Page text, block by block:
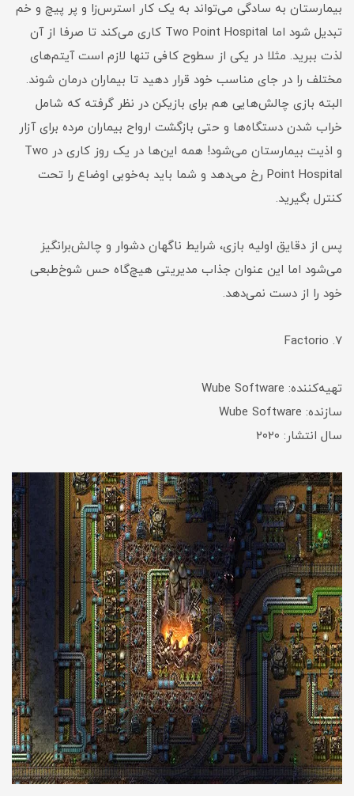
بیمارستان به سادگی می‌تواند به یک کار استرس‌زا و پر پیچ و خم
تبدیل شود اما Two Point Hospital کاری می‌کند تا صرفا از آن
لذت ببرید. مثلا در یکی از سطوح کافی تنها لازم است آیتم‌های
مختلف را در جای مناسب خود قرار دهید تا بیماران درمان شوند.
البته بازی‌ چالش‌هایی هم برای بازیکن در نظر گرفته که شامل
خراب شدن دستگاه‌ها و حتی بازگشت ارواح بیماران مرده برای آزار
و اذیت بیمارستان می‌شود! همه این‌ها در یک روز کاری در Two
Point Hospital رخ می‌دهد و شما باید به‌خوبی اوضاع را تحت
کنترل بگیرید.
پس از دقایق اولیه بازی، شرایط ناگهان دشوار و چالش‌برانگیز
می‌شود اما این عنوان جذاب مدیریتی هیچ‌گاه حس شوخ‌طبعی
خود را از دست نمی‌دهد.
۷. Factorio
تهیه‌کننده: Wube Software
سازنده: Wube Software
سال انتشار: ۲۰۲۰